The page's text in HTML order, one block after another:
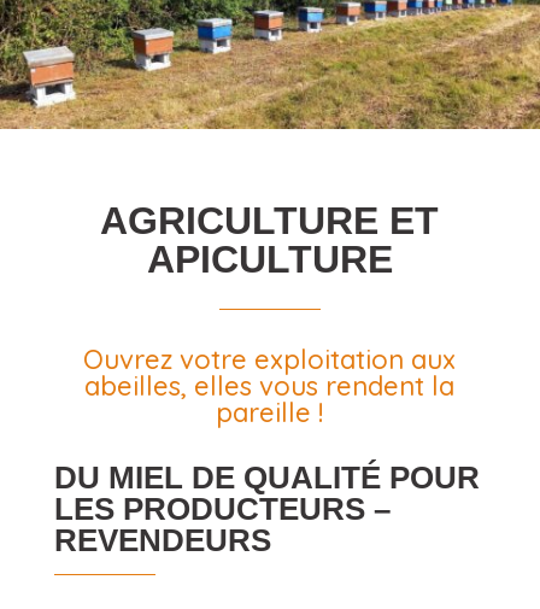
AGRICULTURE ET
APICULTURE
Ouvrez votre exploitation aux
abeilles, elles vous rendent la
pareille !
DU MIEL DE QUALITÉ POUR
LES PRODUCTEURS –
REVENDEURS